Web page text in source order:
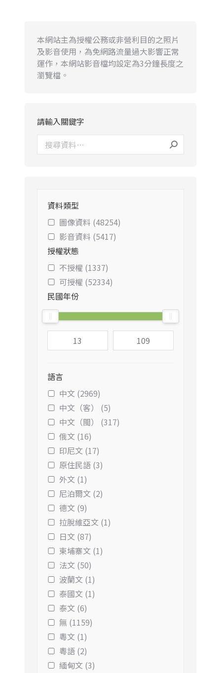
本網站主為授權公務或非營利目的之照片
及影音使用，為免網路流量過大影響正常
運作，本網站影音檔均設定為3分鐘長度之
瀏覽檔。
請輸入關鍵字
資料類型
圖像資料 (48254)
影音資料 (5417)
授權狀態
不授權 (1337)
可授權 (52334)
民國年份
語言
中文 (2969)
中文（客） (5)
中文（閩） (317)
俄文 (16)
印尼文 (17)
原住民語 (3)
外文 (1)
尼泊爾文 (2)
德文 (9)
拉脫維亞文 (1)
日文 (87)
柬埔寨文 (1)
法文 (50)
波蘭文 (1)
泰國文 (1)
泰文 (6)
無 (1159)
粵文 (1)
粵語 (2)
緬甸文 (3)